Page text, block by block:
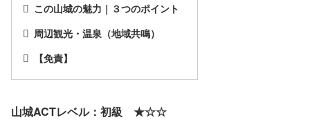
この山城の魅力｜３つのポイント
周辺観光・温泉（地域共鳴）
【免責】
山城ACTレベル：初級 ★☆☆